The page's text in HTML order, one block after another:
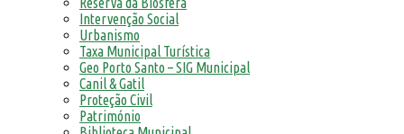
Intervenção Social
Urbanismo
Taxa Municipal Turística
Geo Porto Santo – SIG Municipal
Canil & Gatil
Proteção Civil
Património